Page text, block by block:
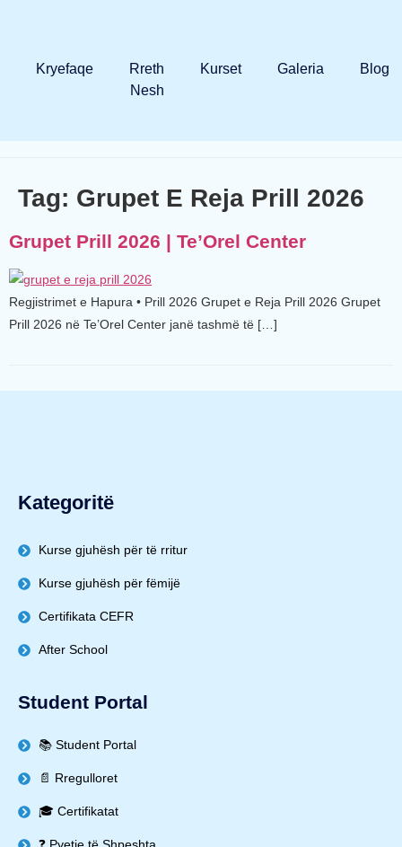
Kryefaqe
Rreth
Nesh
Kurset Galeria Blog
Tag: Grupet E Reja Prill 2026
Grupet Prill 2026 | Te’Orel Center
Regjistrimet e Hapura • Prill 2026 Grupet e Reja Prill 2026 Grupet
Prill 2026 në Te’Orel Center janë tashmë të […]
Kategoritë
Kurse gjuhësh për të rritur
Kurse gjuhësh për fëmijë
Certifikata CEFR
After School
Student Portal
📚 Student Portal
📄 Rregulloret
🎓 Certifikatat